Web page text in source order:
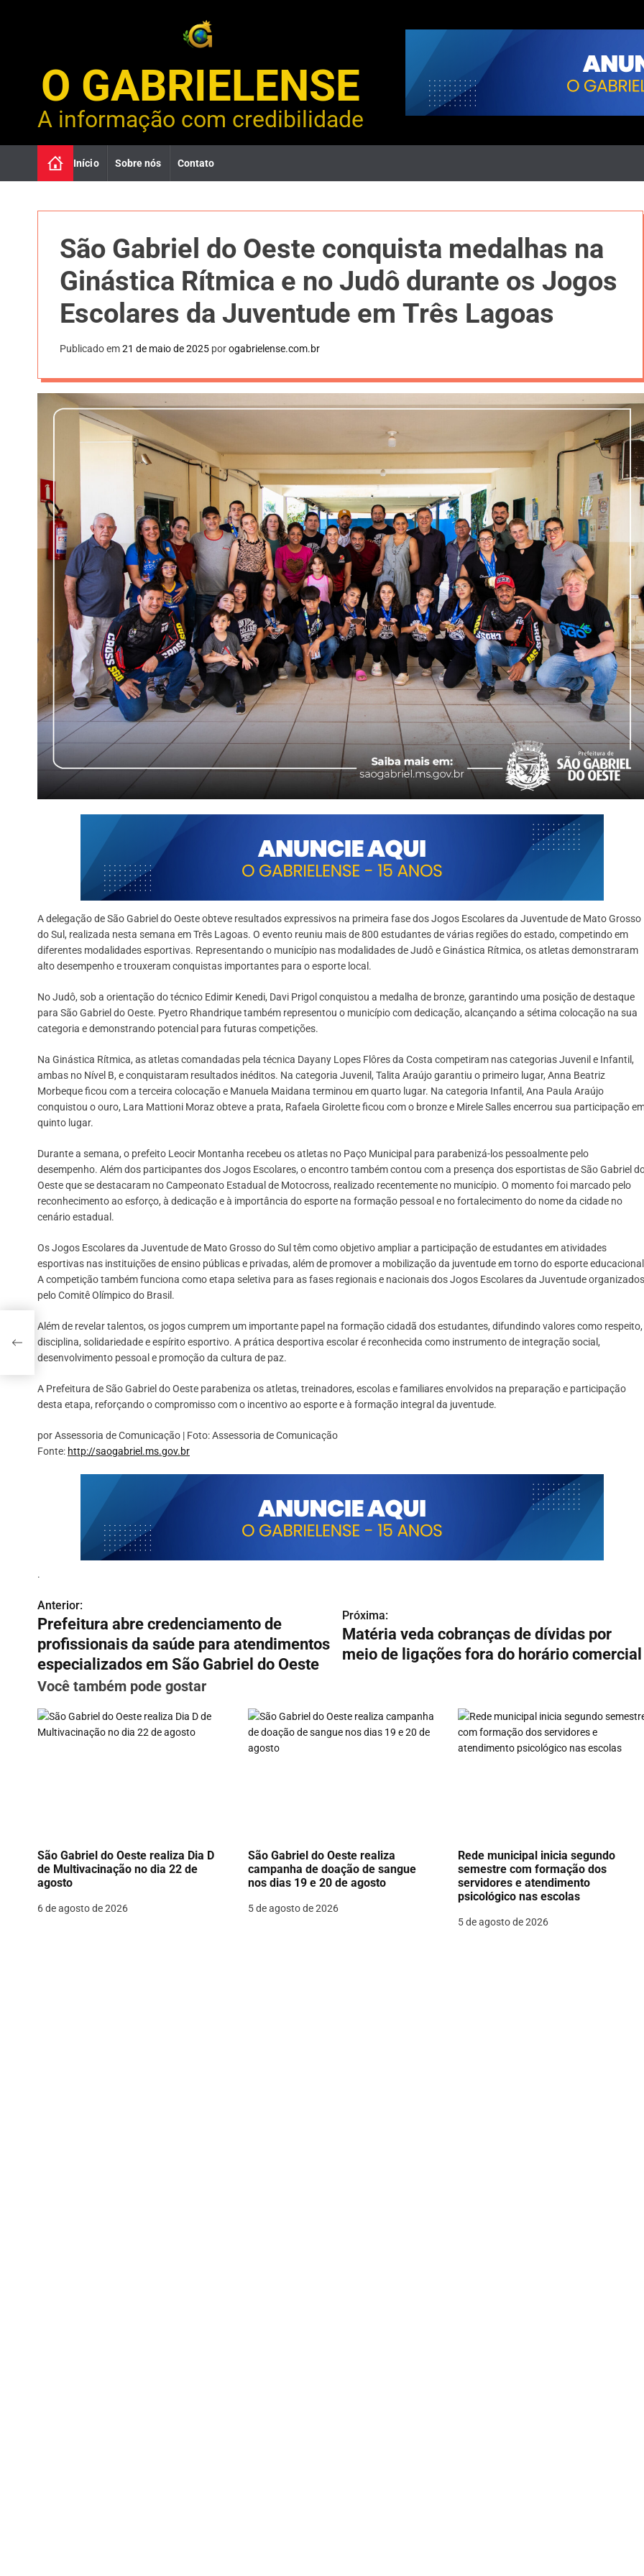
n
O GABRIELENSE
A informação com credibilidade
Início Sobre nós Contato
São Gabriel do Oeste conquista medalhas na
Ginástica Rítmica e no Judô durante os Jogos
Escolares da Juventude em Três Lagoas
Publicado em21 de maio de 2025 porogabrielense.com.br
A delegação de São Gabriel do Oeste obteve resultados expressivos na primeira fase dos Jogos Escolares da Juventude de Mato Grosso
do Sul, realizada nesta semana em Três Lagoas. O evento reuniu mais de 800 estudantes de várias regiões do estado, competindo em
diferentes modalidades esportivas. Representando o município nas modalidades de Judô e Ginástica Rítmica, os atletas demonstraram
alto desempenho e trouxeram conquistas importantes para o esporte local.
No Judô, sob a orientação do técnico Edimir Kenedi, Davi Prigol conquistou a medalha de bronze, garantindo uma posição de destaque
para São Gabriel do Oeste. Pyetro Rhandrique também representou o município com dedicação, alcançando a sétima colocação na sua
categoria e demonstrando potencial para futuras competições.
Na Ginástica Rítmica, as atletas comandadas pela técnica Dayany Lopes Flôres da Costa competiram nas categorias Juvenil e Infantil,
ambas no Nível B, e conquistaram resultados inéditos. Na categoria Juvenil, Talita Araújo garantiu o primeiro lugar, Anna Beatriz
Morbeque ficou com a terceira colocação e Manuela Maidana terminou em quarto lugar. Na categoria Infantil, Ana Paula Araújo
conquistou o ouro, Lara Mattioni Moraz obteve a prata, Rafaela Girolette ficou com o bronze e Mirele Salles encerrou sua participação
quinto lugar.
Durante a semana, o prefeito Leocir Montanha recebeu os atletas no Paço Municipal para parabenizá-los pessoalmente pelo
desempenho. Além dos participantes dos Jogos Escolares, o encontro também contou com a presença dos esportistas de São Gabriel
Oeste que se destacaram no Campeonato Estadual de Motocross, realizado recentemente no município. O momento foi marcado pelo
reconhecimento ao esforço, à dedicação e à importância do esporte na formação pessoal e no fortalecimento do nome da cidade no
cenário estadual.
Os Jogos Escolares da Juventude de Mato Grosso do Sul têm como objetivo ampliar a participação de estudantes em atividades
esportivas nas instituições de ensino públicas e privadas, além de promover a mobilização da juventude em torno do esporte
A competição também funciona como etapa seletiva para as fases regionais e nacionais dos Jogos Escolares da Juventude organizados
pelo Comitê Olímpico do Brasil.
Além de revelar talentos, os jogos cumprem um importante papel na formação cidadã dos estudantes, difundindo valores como respeito,
disciplina, solidariedade e espírito esportivo. A prática desportiva escolar é reconhecida como instrumento de integração social,
desenvolvimento pessoal e promoção da cultura de paz.
A Prefeitura de São Gabriel do Oeste parabeniza os atletas, treinadores, escolas e familiares envolvidos na preparação e participação
desta etapa, reforçando o compromisso com o incentivo ao esporte e à formação integral da juventude.
por Assessoria de Comunicação | Foto: Assessoria de Comunicação
Fonte: http://saogabriel.ms.gov.br
.
N
a
v
e
g
d
e
P
Anterior:
Prefeitura abre credenciamento de
profissionais da saúde para atendimentos
especializados em São Gabriel do Oeste
Próxima:
Matéria veda cobranças de dívidas por
meio de ligações fora do horário comercial
Você também pode gostar
São Gabriel do Oeste realiza Dia D
de Multivacinação no dia 22 de
agosto
6 de agosto de 2026
São Gabriel do Oeste realiza
campanha de doação de sangue
nos dias 19 e 20 de agosto
5 de agosto de 2026
Rede municipal inicia segundo
semestre com formação dos
servidores e atendimento
psicológico nas escolas
5 de agosto de 2026